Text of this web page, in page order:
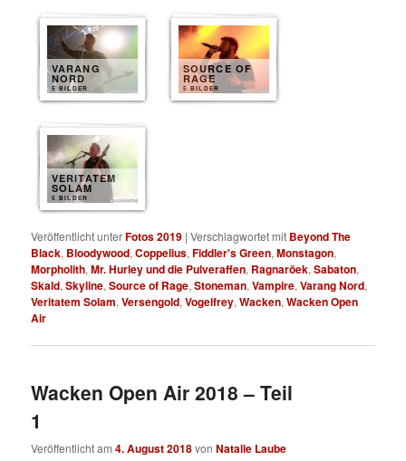
VARANG
NORD
5 BILDER
SOURCE OF
RAGE
5 BILDER
VERITATEM
SOLAM
5 BILDER
Veröffentlicht unterFotos 2019 |Verschlagwortet mit Beyond The
Black, Bloodywood,Coppelius,Fiddler's Green,Monstagon,
Morpholith,Mr. Hurley und die Pulveraffen, Ragnaröek,Sabaton,
Skald,Skyline,Source of Rage,Stoneman,Vampire,Varang Nord,
Veritatem Solam,Versengold,Vogelfrey,Wacken,Wacken Open
Air
Wacken Open Air 2018 – Teil
1
Veröffentlicht am4. August 2018vonNatalie Laube